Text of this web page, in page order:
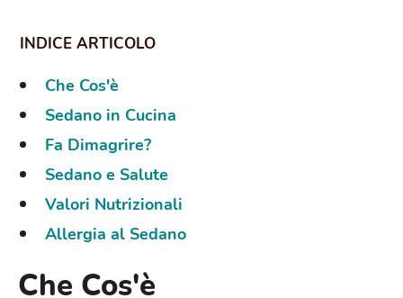
Che Cos'è
Sedano in Cucina
Fa Dimagrire?
Sedano e Salute
Valori Nutrizionali
Allergia al Sedano
Che Cos'è